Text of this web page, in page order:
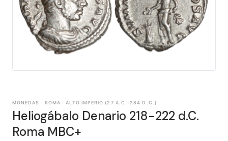
MONEDAS · ROMA · ALTO IMPERIO (27 A.C.-284 D.C.)
Heliogábalo Denario 218-222 d.C.
Roma MBC+